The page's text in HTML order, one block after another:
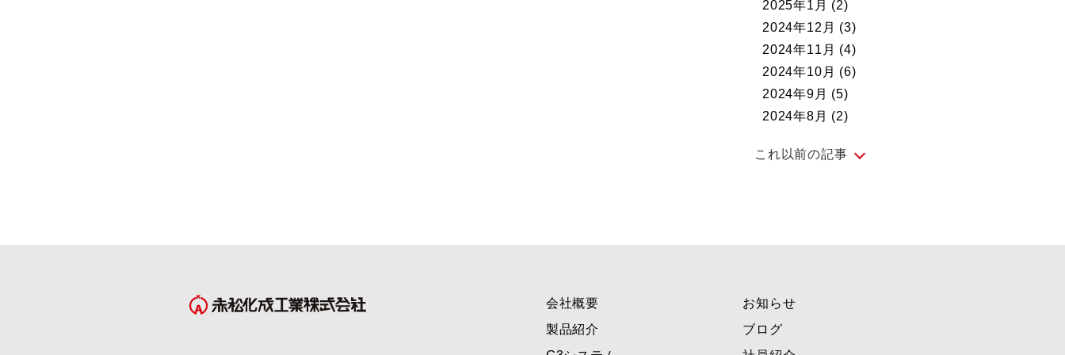
2025年1月 (2)
2024年12月 (3)
2024年11月 (4)
2024年10月 (6)
2024年9月 (5)
2024年8月 (2)
これ以前の記事
2024年2月
2024年1月
2023年12月
会社概要
製品紹介
お知らせ
ブログ